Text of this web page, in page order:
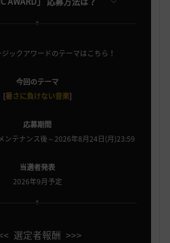
ックアワードのテーマはこちら！
今回のテーマ
[暑さに負けない音楽]
応募期間
ンテナンス後～2026年8月24日(月)23:59
当選者発表
2026年9月予定
選定者報酬 >>>